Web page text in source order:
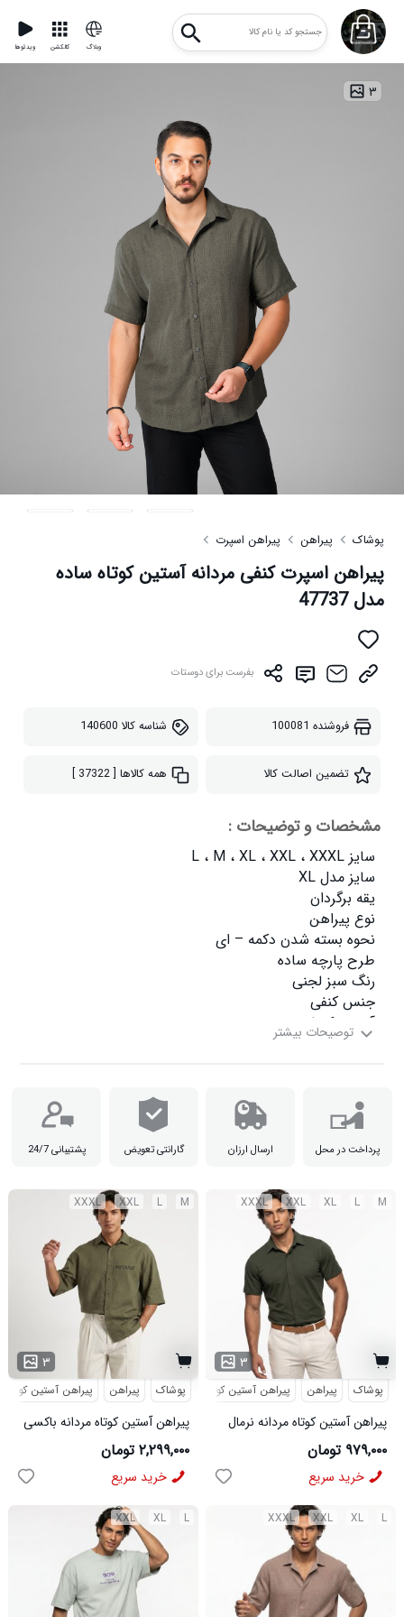
ویدئوها کالکشن وبلاگ
۳
پوشاک پیراهن پیراهن اسپرت
پیراهن اسپرت کنفی مردانه آستین کوتاه ساده
مدل 47737
بفرست برای دوستات
فروشنده 100081 شناسه کالا 140600
تضمین اصالت کالا همه کالاها [ 37322 ]
مشخصات و توضیحات :
سایز XXXL دور سینه  114 قد  79 آستین  27
پرداخت در محل ارسال ارزان گارانتی تعویض پشتیبانی 24/7
M
L
XXL
XXXL
۳
پوشاک پیراهن پیراهن آستین کوتاه
پیراهن آستین کوتاه مردانه باکسی
طرحدار لینن سبز مدل 50971
۲,۲۹۹,۰۰۰ تومان
خرید سریع
M
L
XL
XXL
XXXL
۳
پوشاک پیراهن پیراهن آستین کوتاه
پیراهن آستین کوتاه مردانه نرمال
ساده ویسکوز سبز مدل 50977
۹۷۹,۰۰۰ تومان
خرید سریع
L
XL
XXL L
XL
XXL
XXXL